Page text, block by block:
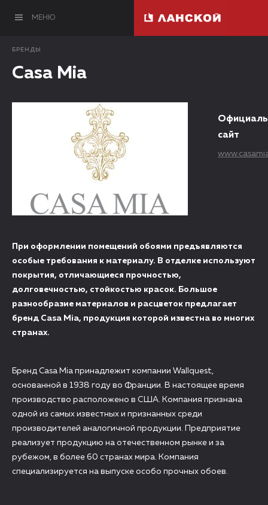
МЕНЮ
БРЕНДЫ
Casa Mia
сайт
При оформлении помещений обоями предъявляются
особые требования к материалу. В отделке используют
покрытия, отличающиеся прочностью,
долговечностью, стойкостью красок. Большое
разнообразие материалов и расцветок предлагает
бренд Casa Mia, продукция которой известна во многих
странах.
Бренд Casa Mia принадлежит компании Wallquest,
основанной в 1938 году во Франции. В настоящее время
производство расположено в США. Компания признана
одной из самых известных и признанных среди
производителей аналогичной продукции. Предприятие
реализует продукцию на отечественном рынке и за
рубежом, в более 60 странах мира. Компания
специализируется на выпуске особо прочных обоев.